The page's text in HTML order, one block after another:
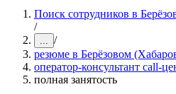
Поиск сотрудников в
/
... /
резюме в Берёзовом
оператор-консультант call-
полная занятость